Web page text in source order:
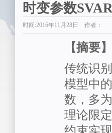
时变参数
时间:2016年11月28日 作者：
【摘要】
传统识
模型中
数，多
理论限